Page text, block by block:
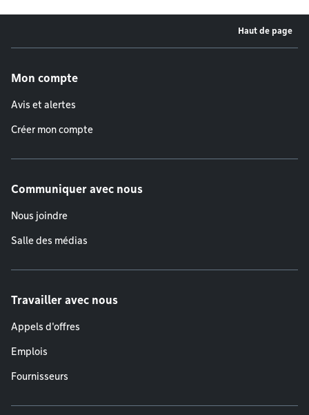
Haut de page
Mon compte
Avis et alertes
Créer mon compte
Communiquer avec nous
Nous joindre
Salle des médias
Travailler avec nous
Appels d'offres
Emplois
Fournisseurs